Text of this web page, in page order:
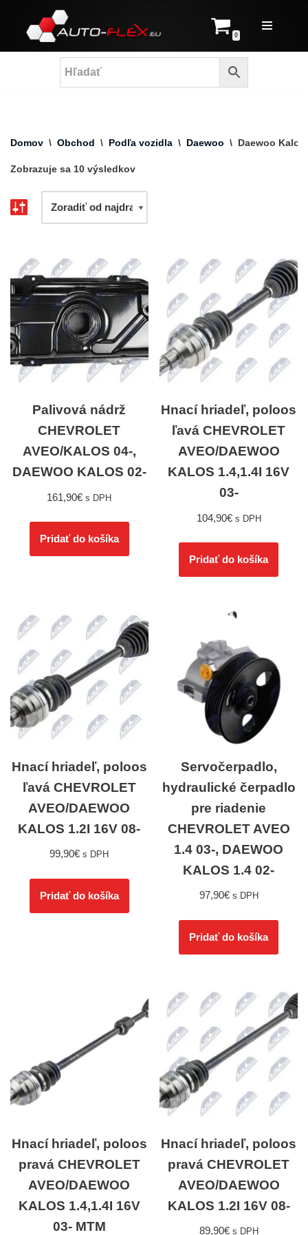
Prejsť
na
0
Domov \ Obchod \ Podľa vozidla \ Daewoo \ Daewoo Kalos
Zobrazuje sa 10 výsledkov
Palivová nádrž
CHEVROLET
AVEO/KALOS 04-,
DAEWOO KALOS 02-
161,90€ s DPH
Pridať do košíka
Hnací hriadeľ, poloos
ľavá CHEVROLET
AVEO/DAEWOO
KALOS 1.4,1.4I 16V
03-
104,90€ s DPH
Pridať do košíka
Hnací hriadeľ, poloos
ľavá CHEVROLET
AVEO/DAEWOO
KALOS 1.2I 16V 08-
99,90€ s DPH
Pridať do košíka
Servočerpadlo,
hydraulické čerpadlo
pre riadenie
CHEVROLET AVEO
1.4 03-, DAEWOO
KALOS 1.4 02-
97,90€ s DPH
Pridať do košíka
Hnací hriadeľ, poloos
pravá CHEVROLET
AVEO/DAEWOO
KALOS 1.4,1.4I 16V
03- MTM
Hnací hriadeľ, poloos
pravá CHEVROLET
AVEO/DAEWOO
KALOS 1.2I 16V 08-
89,90€ s DPH